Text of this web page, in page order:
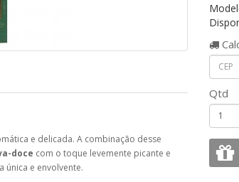
e delicada. A combinação desse
doce com o toque levemente picante e
única e envolvente.
Qtd